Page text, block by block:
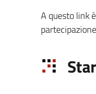
A questo link